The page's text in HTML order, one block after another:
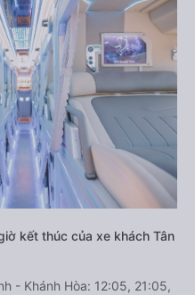
kết thúc của xe khách Tân
- Khánh Hòa: 12:05, 21:05,